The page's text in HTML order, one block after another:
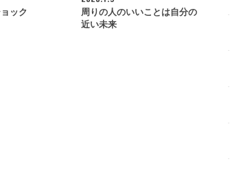
ック
周りの人のいいことは自分の
近い未来